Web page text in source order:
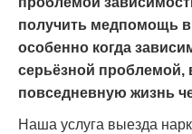
получить медпомощь
особенно когда
серьёзной
повседневную жизнь
Наша услуга выезда